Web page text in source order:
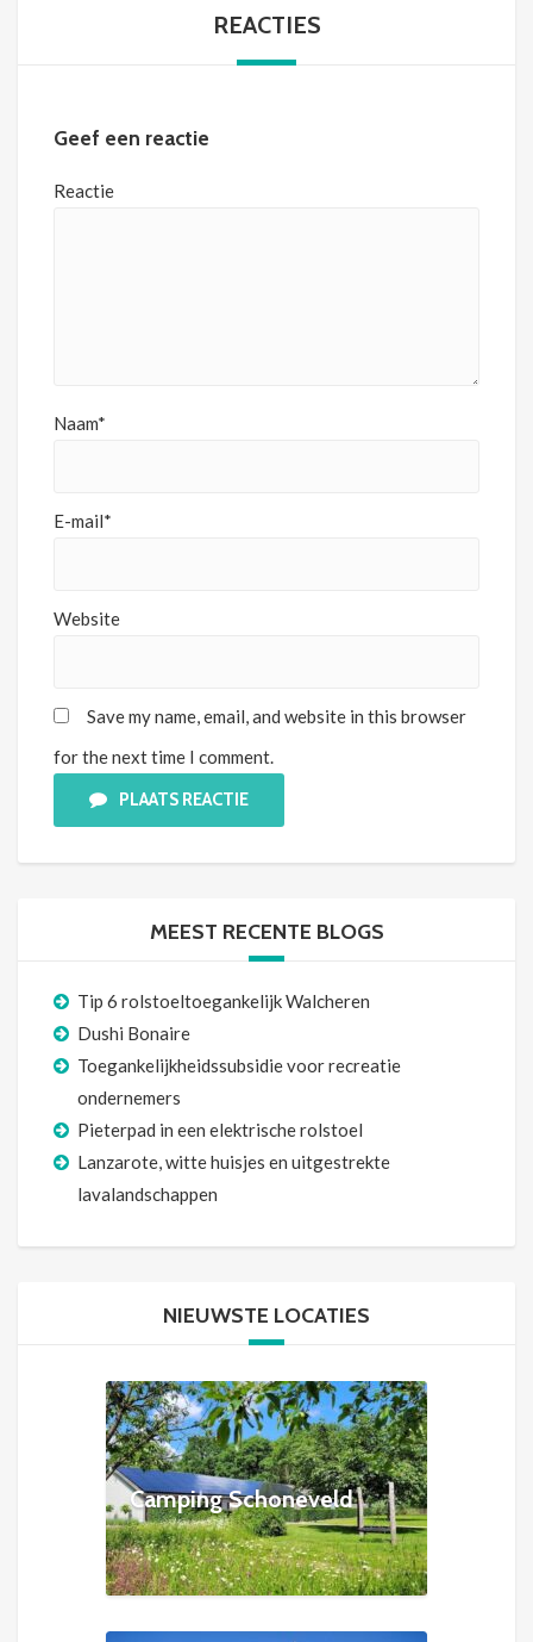
REACTIES
Geef een reactie
Reactie
Naam*
E-mail*
Website
Save my name, email, and website in this browser
for the next time I comment.
PLAATS REACTIE
MEEST RECENTE BLOGS
Tip 6 rolstoeltoegankelijk Walcheren
Dushi Bonaire
Toegankelijkheidssubsidie voor recreatie
ondernemers
Pieterpad in een elektrische rolstoel
Lanzarote, witte huisjes en uitgestrekte
lavalandschappen
NIEUWSTE LOCATIES
Camping Schoneveld